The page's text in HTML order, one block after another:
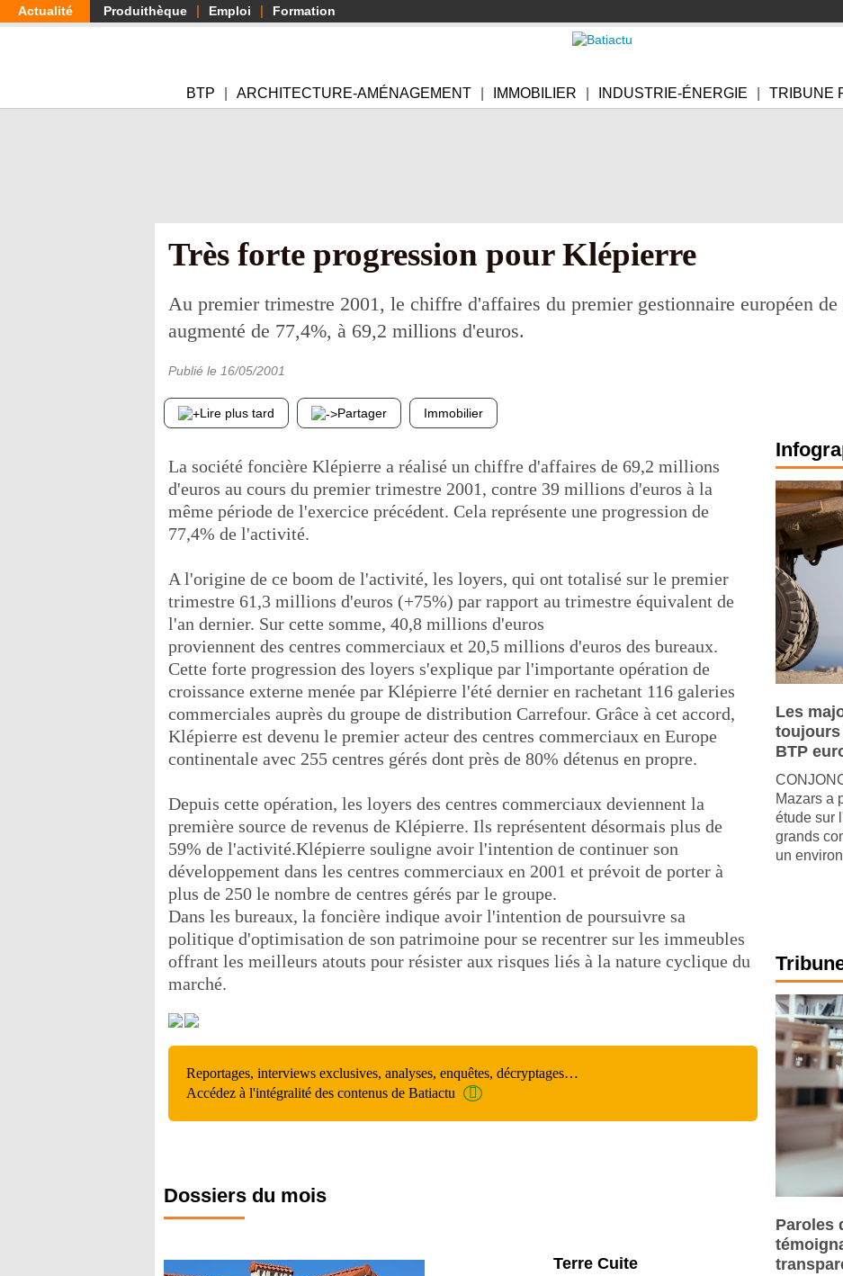
Aller
au
Actualité Produithèque Emploi Formation
BTP ARCHITECTURE-AMÉNAGEMENT IMMOBILIER INDUSTRIE-ÉNERGIE TRIBUNE
Très forte progression pour Klépierre
Au premier trimestre 2001, le chiffre d'affaires du premier gestionnaire européen
augmenté de 77,4%, à 69,2 millions d'euros.
Publié le 16/05/2001
Lire plus tard Partager Immobilier
La société foncière Klépierre a réalisé un chiffre d'affaires de 69,2 millions
d'euros au cours du premier trimestre 2001, contre 39 millions d'euros à la
même période de l'exercice précédent. Cela représente une progression de
77,4% de l'activité.
A l'origine de ce boom de l'activité, les loyers, qui ont totalisé sur le premier
trimestre 61,3 millions d'euros (+75%) par rapport au trimestre équivalent de
l'an dernier. Sur cette somme, 40,8 millions d'euros
proviennent des centres commerciaux et 20,5 millions d'euros des bureaux.
Cette forte progression des loyers s'explique par l'importante opération de
croissance externe menée par Klépierre l'été dernier en rachetant 116 galeries
commerciales auprès du groupe de distribution Carrefour. Grâce à cet accord,
Klépierre est devenu le premier acteur des centres commerciaux en Europe
continentale avec 255 centres gérés dont près de 80% détenus en propre.
Depuis cette opération, les loyers des centres commerciaux deviennent la
première source de revenus de Klépierre. Ils représentent désormais plus de
59% de l'activité.Klépierre souligne avoir l'intention de continuer son
développement dans les centres commerciaux en 2001 et prévoit de porter à
plus de 250 le nombre de centres gérés par le groupe.
Dans les bureaux, la foncière indique avoir l'intention de poursuivre sa
politique d'optimisation de son patrimoine pour se recentrer sur les immeubles
offrant les meilleurs atouts pour résister aux risques liés à la nature cyclique du
marché.
Reportages, interviews exclusives, analyses, enquêtes, décryptages…
Accédez à l'intégralité des contenus de Batiactu
Dossiers du mois
Parking et garages
Les
toujours
BTP
Mazars a
étude sur
grands
un
Paroles